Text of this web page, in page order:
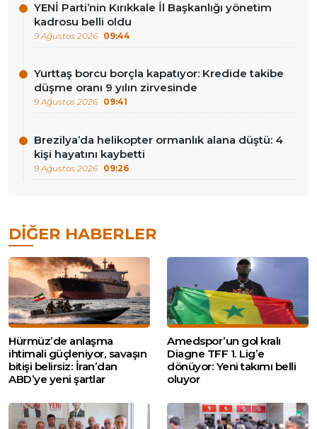
YENİ Parti’nin Kırıkkale İl Başkanlığı yönetim
kadrosu belli oldu
9 Ağustos 2026 09:44
Yurttaş borcu borçla kapatıyor: Kredide takibe
düşme oranı 9 yılın zirvesinde
9 Ağustos 2026 09:41
Brezilya’da helikopter ormanlık alana düştü: 4
kişi hayatını kaybetti
9 Ağustos 2026 09:26
DIĞER HABERLER
Hürmüz’de anlaşma
ihtimali güçleniyor, savaşın
bitişi belirsiz: İran’dan
ABD’ye yeni şartlar
Amedspor’un gol kralı
Diagne TFF 1. Lig’e
dönüyor: Yeni takımı belli
oluyor